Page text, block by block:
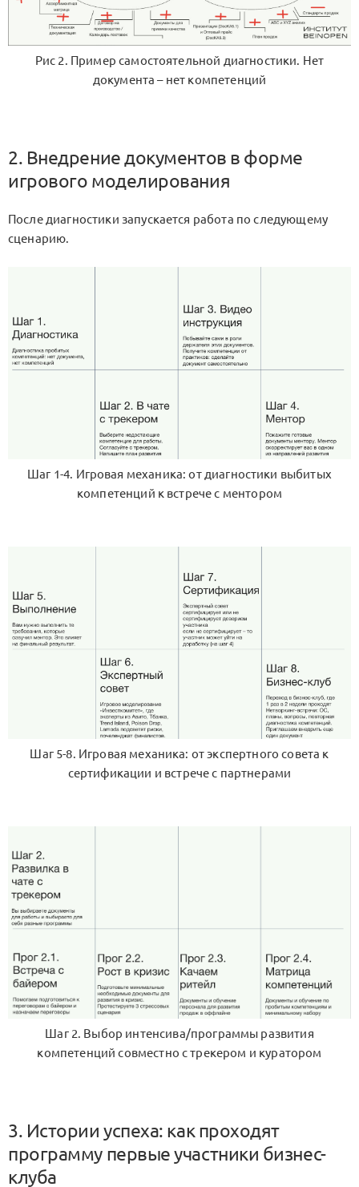
Рис 2. Пример самостоятельной диагностики. Нет
документа – нет компетенций
2. Внедрение документов в форме
игрового моделирования
После диагностики запускается работа по следующему
сценарию.
Шаг 1-4. Игровая механика: от диагностики выбитых
компетенций к встрече с ментором
Шаг 5-8. Игровая механика: от экспертного совета к
сертификации и встрече с партнерами
Шаг 2. Выбор интенсива/программы развития
компетенций совместно с трекером и куратором
3. Истории успеха: как проходят
программу первые участники бизнес-
клуба